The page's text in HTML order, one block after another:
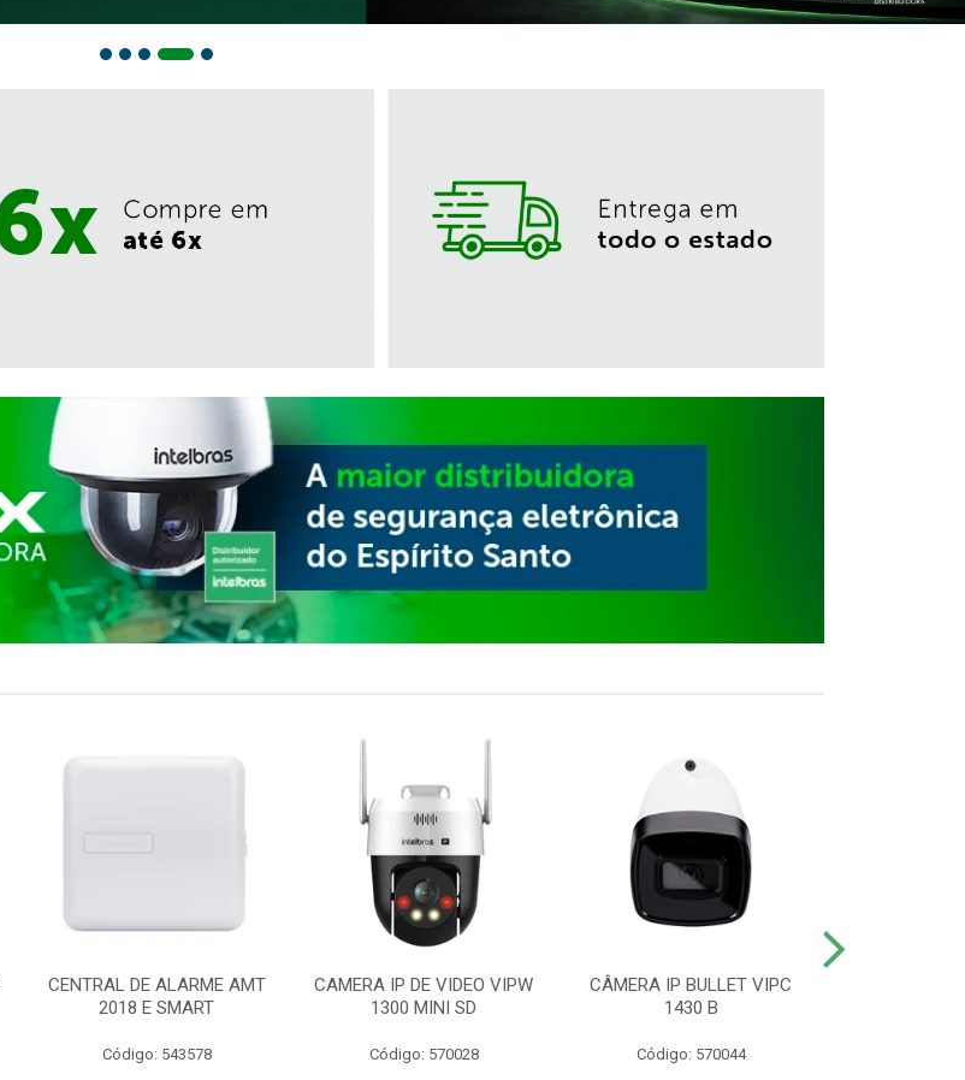
CENTRAL DE ALARME AMT
2018 E SMART
Código: 543578
CAMERA IP DE VIDEO VIPW
1300 MINI SD
Código: 570028
CÂMERA IP BULLET VIPC
1430 B
Código: 570044